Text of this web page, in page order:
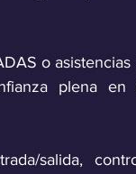
o
plena
salida,